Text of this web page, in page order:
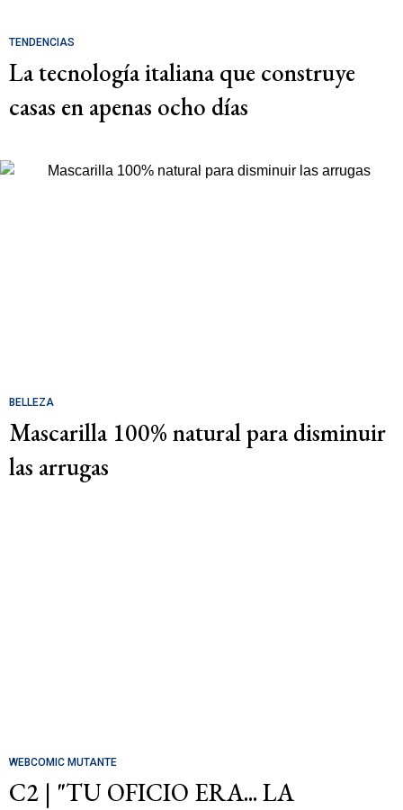
TENDENCIAS
La tecnología italiana que construye
casas en apenas ocho días
BELLEZA
Mascarilla 100% natural para disminuir
las arrugas
WEBCOMIC MUTANTE
C2 | "TU OFICIO ERA... LA